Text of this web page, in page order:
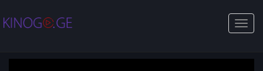
Toggle